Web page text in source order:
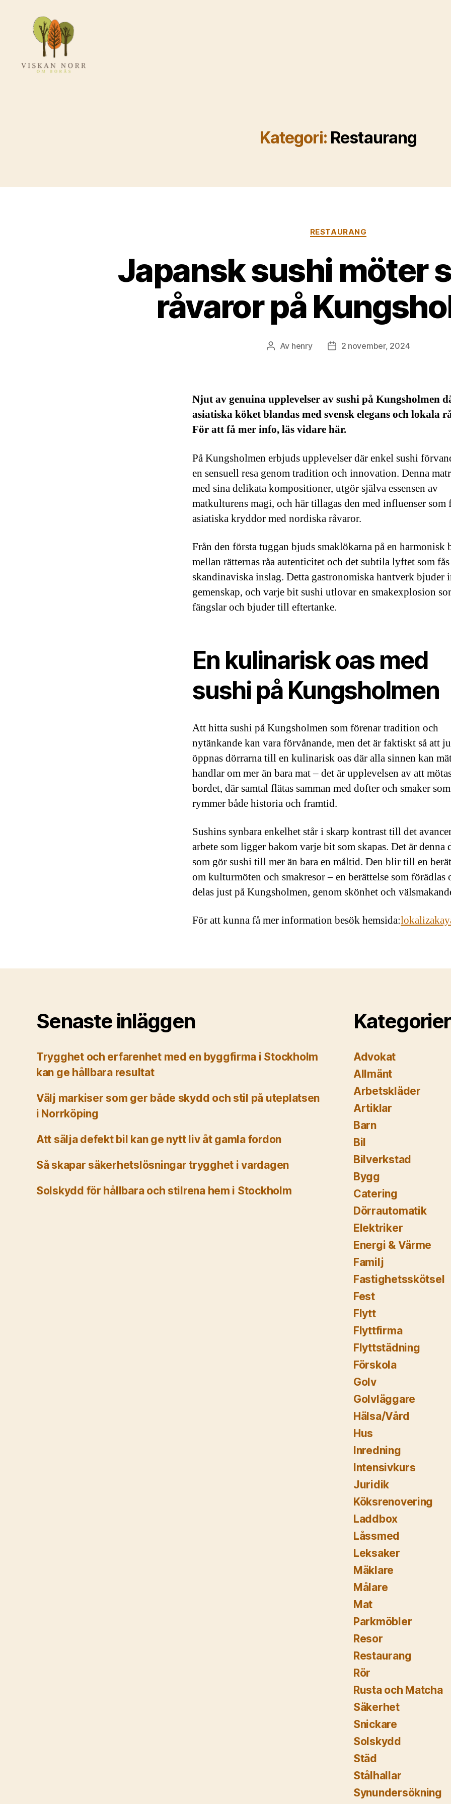
Kategori: Restaurang
Kategorier
RESTAURANG
Japansk sushi möter
råvaror på
Inläggsförfattare
Av henry Inläggsdatum
2 november, 2024
Njut av genuina upplevelser av sushi på Kungsholmen
asiatiska köket blandas med svensk elegans och lokala
För att få mer info, läs vidare här.
På Kungsholmen erbjuds upplevelser där enkel sushi
en sensuell resa genom tradition och innovation. Denna
med sina delikata kompositioner, utgör själva essensen av
matkulturens magi, och här tillagas den med influenser som
asiatiska kryddor med nordiska råvaror.
Från den första tuggan bjuds smaklökarna på en harmonisk
mellan rätternas råa autenticitet och det subtila lyftet som
skandinaviska inslag. Detta gastronomiska hantverk bjuder
gemenskap, och varje bit sushi utlovar en smakexplosion
fängslar och bjuder till eftertanke.
En kulinarisk oas med
sushi på Kungsholmen
Att hitta sushi på Kungsholmen som förenar tradition och
nytänkande kan vara förvånande, men det är faktiskt så att
öppnas dörrarna till en kulinarisk oas där alla sinnen kan
handlar om mer än bara mat – det är upplevelsen av att
bordet, där samtal flätas samman med dofter och smaker som
rymmer både historia och framtid.
Sushins synbara enkelhet står i skarp kontrast till det
arbete som ligger bakom varje bit som skapas. Det är denna
som gör sushi till mer än bara en måltid. Den blir till en
om kulturmöten och smakresor – en berättelse som förädlas
delas just på Kungsholmen, genom skönhet och
För att kunna få mer information besök hemsida:
Senaste inläggen
Trygghet och erfarenhet med en byggfirma i Stockholm
kan ge hållbara resultat
Välj markiser som ger både skydd och stil på uteplatsen
i Norrköping
Att sälja defekt bil kan ge nytt liv åt gamla fordon
Så skapar säkerhetslösningar trygghet i vardagen
Solskydd för hållbara och stilrena hem i Stockholm
Kategorier
Advokat
Allmänt
Arbetskläder
Artiklar
Barn
Bil
Bilverkstad
Bygg
Catering
Dörrautomatik
Elektriker
Energi & Värme
Familj
Fastighetsskötsel
Fest
Flytt
Flyttfirma
Flyttstädning
Förskola
Golv
Golvläggare
Hälsa/Vård
Hus
Inredning
Intensivkurs
Juridik
Köksrenovering
Laddbox
Låssmed
Leksaker
Mäklare
Målare
Mat
Parkmöbler
Resor
Restaurang
Rör
Rusta och Matcha
Säkerhet
Snickare
Solskydd
Städ
Stålhallar
Synundersökning